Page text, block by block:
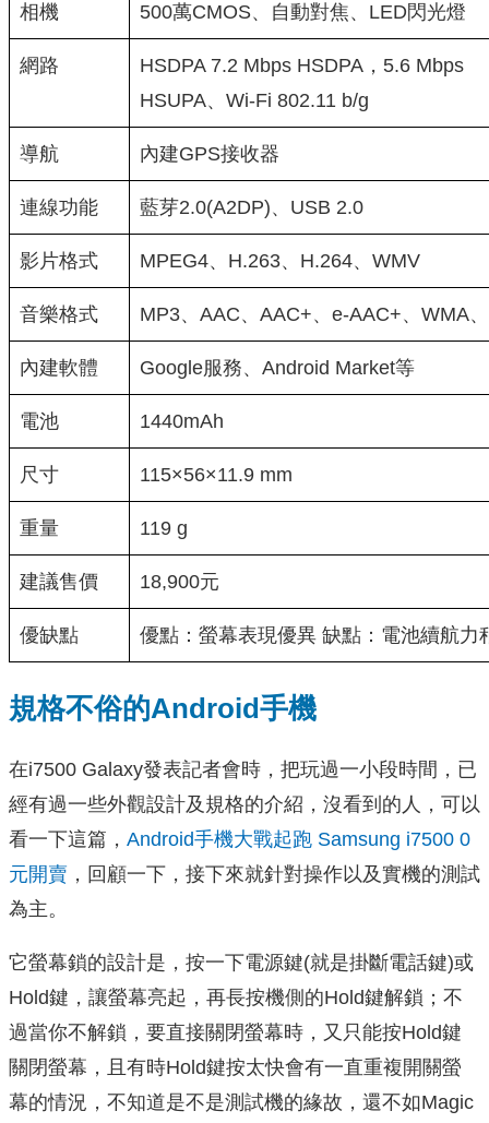
相機 500萬CMOS、自動對焦、LED閃光燈
網路
HSDPA 7.2 Mbps HSDPA，5.6 Mbps
HSUPA、Wi-Fi 802.11 b/g
導航 內建GPS接收器
連線功能 藍芽2.0(A2DP)、USB 2.0
影片格式 MPEG4、H.263、H.264、WMV
音樂格式 MP3、AAC、AAC+、e-AAC+、WMA
內建軟體 Google服務、Android Market等
電池 1440mAh
尺寸 115×56×11.9 mm
重量 119 g
建議售價 18,900元
優缺點 優點：螢幕表現優異 缺點：電池續航力
規格不俗的Android手機
在i7500 Galaxy發表記者會時，把玩過一小段時間，已
經有過一些外觀設計及規格的介紹，沒看到的人，可以
看一下這篇， Android手機大戰起跑 Samsung i7500 0
元開賣 ，回顧一下，接下來就針對操作以及實機的測試
為主。
它螢幕鎖的設計是，按一下電源鍵(就是掛斷電話鍵)或
Hold鍵，讓螢幕亮起，再長按機側的Hold鍵解鎖；不
過當你不解鎖，要直接關閉螢幕時，又只能按Hold鍵
關閉螢幕，且有時Hold鍵按太快會有一直重複開關螢
幕的情況，不知道是不是測試機的緣故，還不如Magic